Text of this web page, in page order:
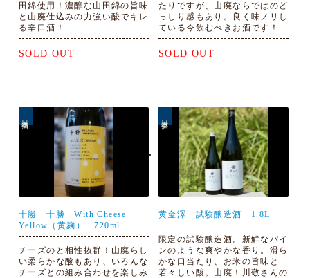
田錦使用！濃醇な山田錦の旨味
と山廃仕込みの力強い酸でキレ
る辛口酒！
SOLD OUT
たりですが、山廃ならではのど
っしり感もあり。良く味ノリし
ている今飲むべきお酒です！
SOLD OUT
十勝 十勝 With Cheese
Yellow（黄麹） 720ml
チーズのと相性抜群！山廃らし
い柔らかな酸もあり、いろんな
チーズとの組み合わせを楽しみ
黄金澤 試験醸造酒 1.8L
限定の試験醸造酒。新鮮なパイ
ンのような爽やかな香り。滑ら
かな口当たり、お米の旨味と
若々しい酸。山廃！川敬さんの